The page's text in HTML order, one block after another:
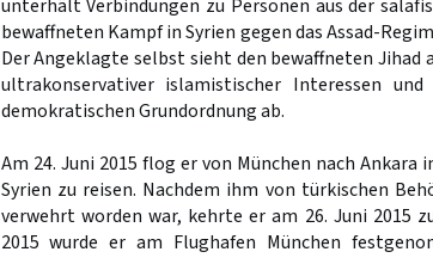
unterhält Verbindungen zu Personen aus der
bewaffneten Kampf in Syrien gegen das Assad-
Der Angeklagte selbst sieht den bewaffneten
ultrakonservativer islamistischer Interessen
demokratischen Grundordnung ab.
Am 24. Juni 2015 flog er von München nach
Syrien zu reisen. Nachdem ihm von türkischen
verwehrt worden war, kehrte er am 26. Juni 2015
2015 wurde er am Flughafen München